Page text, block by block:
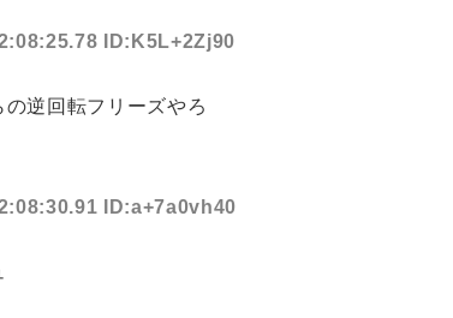
ID:K5L+2Zj90
逆回転フリーズやろ
ID:a+7a0vh40